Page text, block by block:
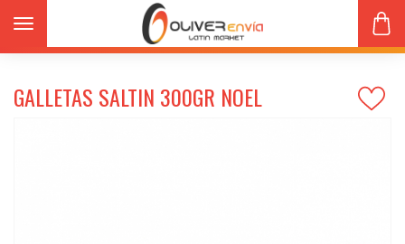
Toggle navigation Dulces GALLETAS SALTIN 300gr NOEL
GALLETAS SALTIN 300GR NOEL